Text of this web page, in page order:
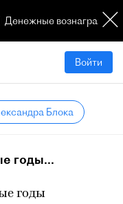
Денежные
Войти
Блока
годы...
годы